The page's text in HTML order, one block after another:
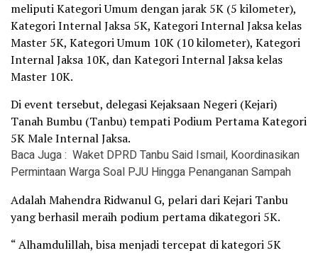
meliputi Kategori Umum dengan jarak 5K (5 kilometer),
Kategori Internal Jaksa 5K, Kategori Internal Jaksa kelas
Master 5K, Kategori Umum 10K (10 kilometer), Kategori
Internal Jaksa 10K, dan Kategori Internal Jaksa kelas
Master 10K.
Di event tersebut, delegasi Kejaksaan Negeri (Kejari)
Tanah Bumbu (Tanbu) tempati Podium Pertama Kategori
5K Male Internal Jaksa.
Baca Juga : Waket DPRD Tanbu Said Ismail, Koordinasikan
Permintaan Warga Soal PJU Hingga Penanganan Sampah
Adalah Mahendra Ridwanul G, pelari dari Kejari Tanbu
yang berhasil meraih podium pertama dikategori 5K.
“ Alhamdulillah, bisa menjadi tercepat di kategori 5K